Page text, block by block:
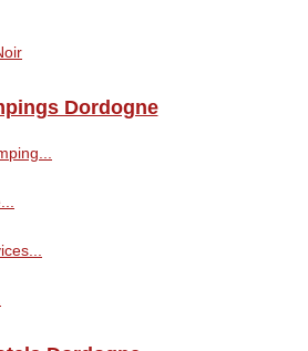
Dordogne